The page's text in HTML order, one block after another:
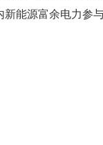
能源富余电力参